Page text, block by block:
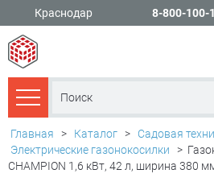
Краснодар 8-800-100-
Каталог товаров
Главная > Каталог > Садовая
Электрические газонокосилки
>
CHAMPION 1,6 кВт, 42 л, ширина 380